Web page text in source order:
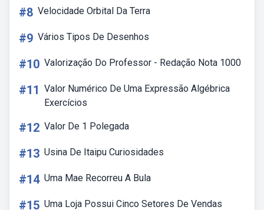
#8 Velocidade Orbital Da Terra
#9 Vários Tipos De Desenhos
#10 Valorização Do Professor - Redação Nota 1000
#11 Valor Numérico De Uma Expressão Algébrica
Exercícios
#12 Valor De 1 Polegada
#13 Usina De Itaipu Curiosidades
#14 Uma Mae Recorreu A Bula
#15 Uma Loja Possui Cinco Setores De Vendas